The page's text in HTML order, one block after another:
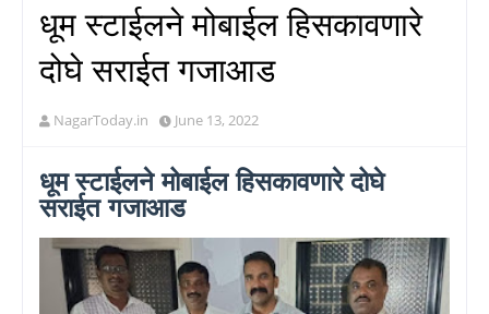
धूम स्टाईलने मोबाईल हिसकावणारे
दोघे सराईत गजाआड
NagarToday.in June 13, 2022
धूम स्टाईलने मोबाईल हिसकावणारे दोघे
सराईत गजाआड